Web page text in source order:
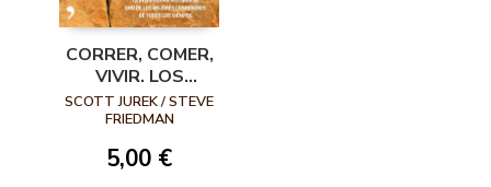
CORRER, COMER,
VIVIR. LOS
SECRETOS DE UN
CORREDOR
SCOTT JUREK / STEVE
FRIEDMAN
5,00 €